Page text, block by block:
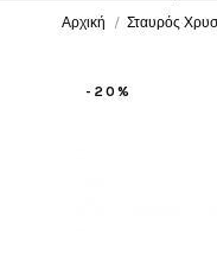
Αρχική Σταυρός
-20%